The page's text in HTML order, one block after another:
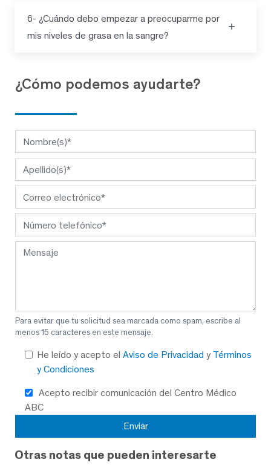
6- ¿Cuándo debo empezar a preocuparme por
mis niveles de grasa en la sangre?
¿Cómo podemos ayudarte?
Para evitar que tu solicitud sea marcada como spam, escribe al
menos 15 caracteres en este mensaje.
He leído y acepto el Aviso de Privacidad y Términos
y Condiciones
Acepto recibir comunicación del Centro Médico
ABC
Otras notas que pueden interesarte